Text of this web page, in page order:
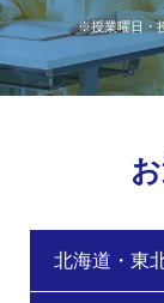
※授業曜日・
北海道・東